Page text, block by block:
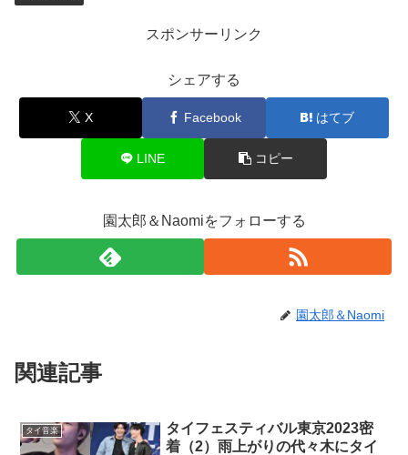
k
at
n
k
スポンサーリンク
シェアする
X Facebook はてブ
LINE コピー
園太郎＆Naomiをフォローする
園太郎＆Naomi
関連記事
タイ音楽
タイフェスティバル東京2023密
着（2）雨上がりの代々木にタイ